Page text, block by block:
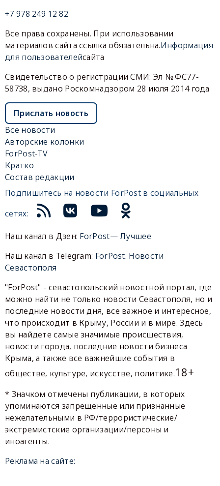
+7 978 249 12 82
Все права сохранены. При использовании
материалов сайта ссылка обязательна.Информация
для пользователейсайта
Свидетельство о регистрации СМИ: Эл № ФС77-
58738, выдано Роскомнадзором 28 июля 2014 года
Прислать новость
Все новости
Авторские колонки
ForPost-TV
Кратко
Состав редакции
Подпишитесь на новости ForPost в социальных
сетях:
Наш канал в Дзен: ForPost— Лучшее
Наш канал в Telegram: ForPost. Новости
Севастополя
"ForPost" - севастопольский новостной портал, где
можно найти не только новости Севастополя, но и
последние новости дня, все важное и интересное,
что происходит в Крыму, России и в мире. Здесь
вы найдете самые значимые происшествия,
новости города, последние новости бизнеса
Крыма, а также все важнейшие события в
обществе, культуре, искусстве, политике.18+
* Значком отмечены публикации, в которых
упоминаются запрещенные или признанные
нежелательными в РФ/террористические/
экстремистские организации/персоны и
иноагенты.
Реклама на сайте: